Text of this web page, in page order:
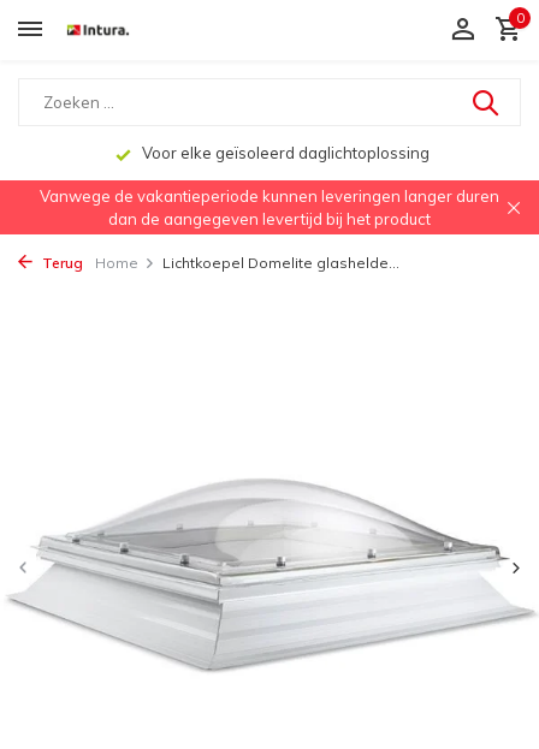
0
Voor elke geïsoleerd daglichtoplossing
Vanwege de vakantieperiode kunnen leveringen langer duren
dan de aangegeven levertijd bij het product
Terug Home Lichtkoepel Domelite glashelde...